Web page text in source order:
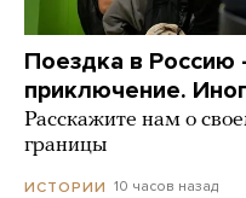
Поездка в Россию
приключение.
Расскажите нам о
границы
ИСТОРИИ 10 часов назад